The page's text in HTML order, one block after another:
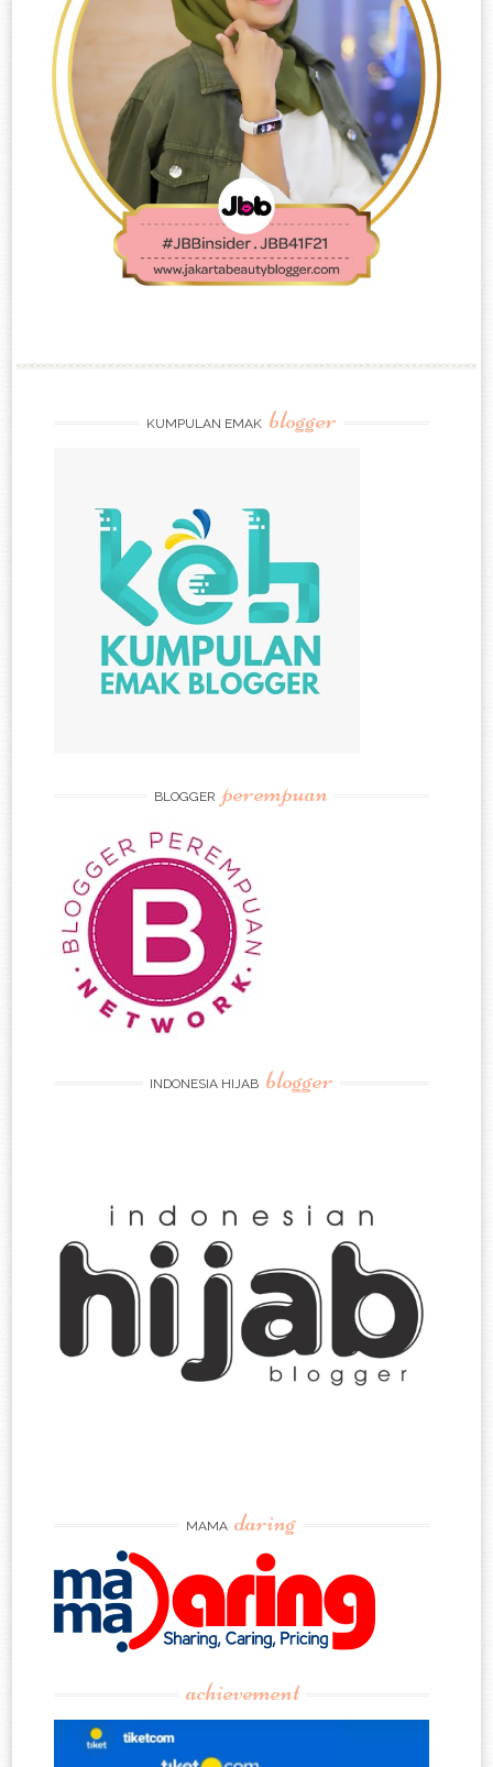
KUMPULAN EMAK blogger
BLOGGER perempuan
INDONESIA HIJAB blogger
MAMA daring
achievement